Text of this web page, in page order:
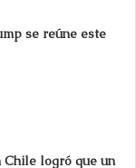
se reúne este
Chile logró que un